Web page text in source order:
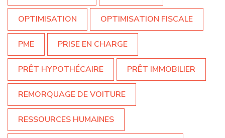
OPTIMISATION OPTIMISATION FISCALE
PME PRISE EN CHARGE
PRÊT HYPOTHÉCAIRE PRÊT IMMOBILIER
REMORQUAGE DE VOITURE
RESSOURCES HUMAINES